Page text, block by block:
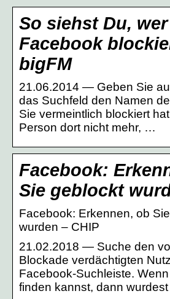
So siehst Du,
Facebook
bigFM
21.06.2014 — Geben Sie
das Suchfeld den Namen
Sie vermeintlich blockiert
Person dort nicht mehr, …
Facebook:
Sie geblockt
Facebook: Erkennen, ob
wurden – CHIP
21.02.2018 — Suche den
Blockade verdächtigten
Facebook-Suchleiste.
finden kannst, dann